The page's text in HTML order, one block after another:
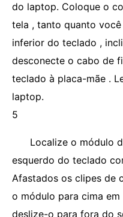
do laptop. Coloque o
tela , tanto quanto
inferior do teclado ,
desconecte o cabo de
teclado à placa-mãe .
laptop.
5
Localize o módulo
esquerdo do teclado
Afastados os clipes de
o módulo para cima
deslize-o para fora do